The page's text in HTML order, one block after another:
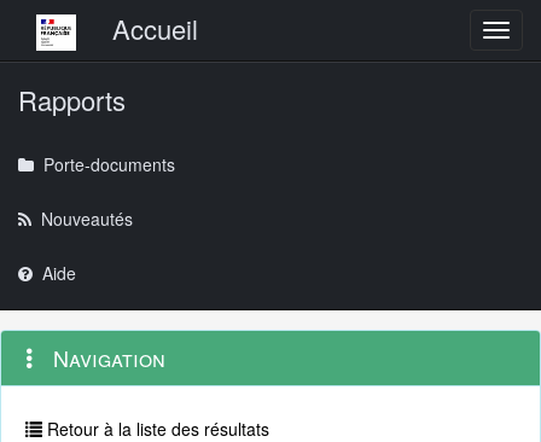
Menu principalAccueil
Rapports
Porte-documents
Nouveautés
Aide
Navigation
outils
Menu
contextuel
Navigation
Retour à la liste des résultats